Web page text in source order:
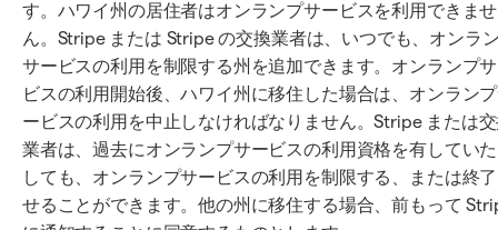
す。ハワイ州の居住者はオンランプサービスを利用できませ
ん。Stripe または Stripe の交換業者は、いつでも、オンラ
サービスの利用を制限する州を追加できます。オンランプ
ビスの利用開始後、ハワイ州に移住した場合は、オンラン
ービスの利用を中止しなければなりません。Stripe または
業者は、過去にオンランプサービスの利用資格を有してい
しても、オンランプサービスの利用を制限する、または終
せることができます。他の州に移住する場合、前もって